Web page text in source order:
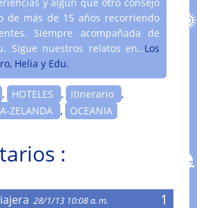
de más de 15 años recorriendo
Siempre acompañada de
Sigue nuestros relatos en....
Los
Helia y Edu.
, HOTELES , itinerario ,
ZELANDA , OCEANIA
:
28/1/13 10:08 a. m.